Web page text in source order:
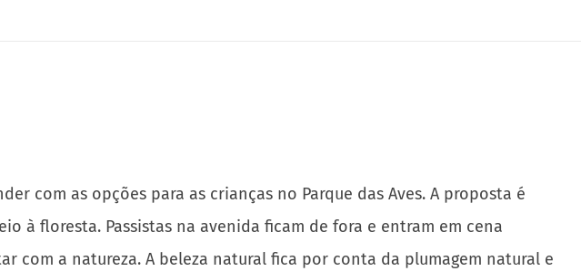
com as opções para as crianças no Parque das Aves. A proposta é
à floresta. Passistas na avenida ficam de fora e entram em cena
com a natureza. A beleza natural fica por conta da plumagem natural e